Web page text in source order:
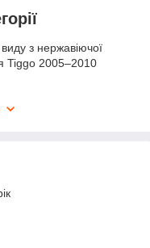
з нержавіючої
Tiggo 2005–2010
сталі — стійкі до
кола марок
без свердління або
одразу після